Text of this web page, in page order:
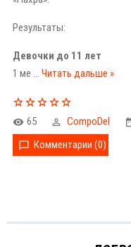
Результаты:
Девочки до 11 лет
1 ме ... Читать дальше »
65 CompoDel
Комментарии (0)